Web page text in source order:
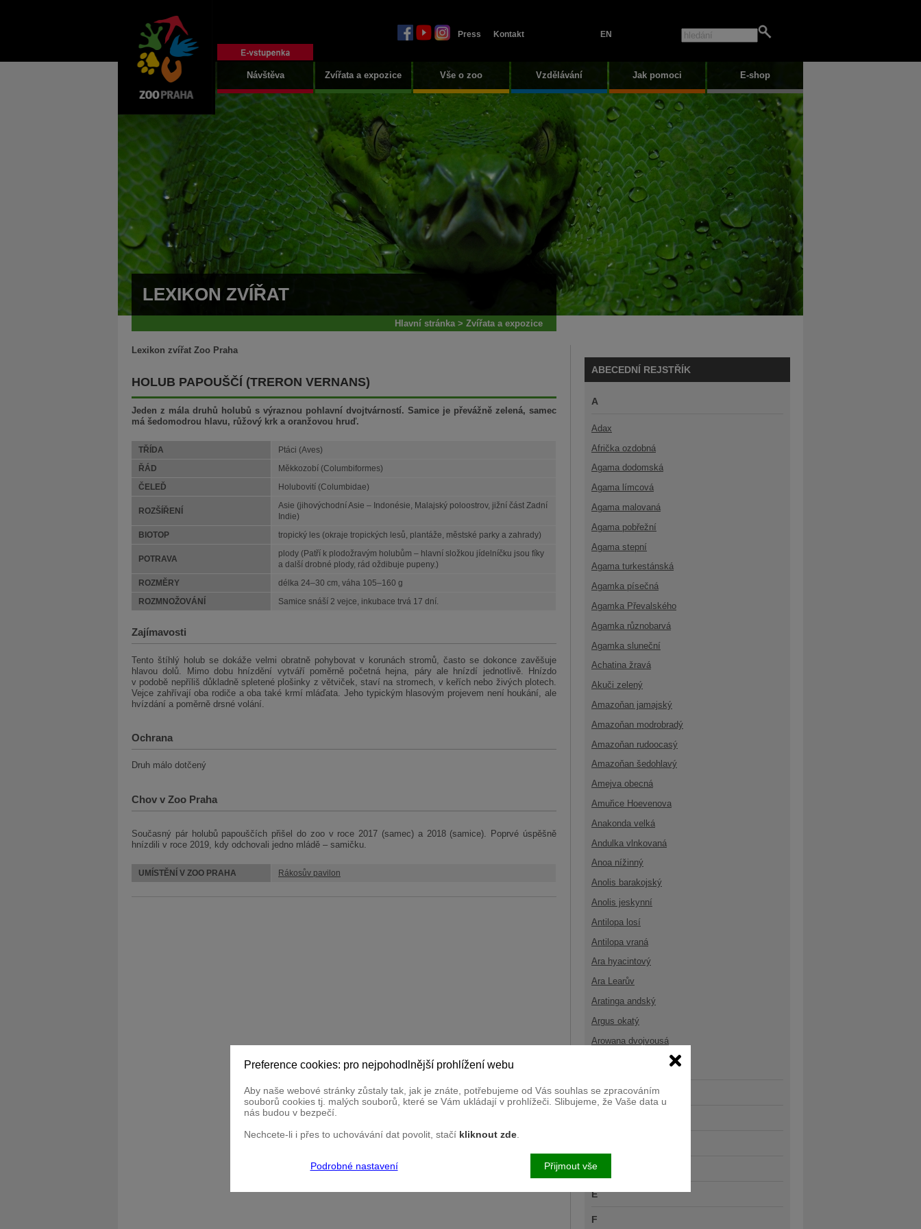
Press Kontakt EN
Návštěva Zvířata a expozice Vše o zoo Vzdělávání Jak pomoci E-shop
LEXIKON ZVÍŘAT
LEXIKON ZVÍŘAT
Hlavní stránka> Zvířata a expozice
Lexikon zvířat Zoo Praha
HOLUB PAPOUŠČÍ (TRERON VERNANS)
Jeden z mála druhů holubů s výraznou pohlavní dvojtvárností. Samice je převážně zelená, samec
má šedomodrou hlavu, růžový krk a oranžovou hruď.
TŘÍDA Ptáci (Aves)
ŘÁD Měkkozobí (Columbiformes)
ČELEĎ Holubovití (Columbidae)
ROZŠÍŘENÍ
Asie (jihovýchodní Asie – Indonésie, Malajský poloostrov, jižní část Zadní
Indie)
BIOTOP tropický les (okraje tropických lesů, plantáže, městské parky a zahrady)
POTRAVA
plody (Patří k plodožravým holubům – hlavní složkou jídelníčku jsou fíky
a další drobné plody, rád oždibuje pupeny.)
ROZMĚRY délka 24–30 cm, váha 105–160 g
ROZMNOŽOVÁNÍ Samice snáší 2 vejce, inkubace trvá 17 dní.
Zajímavosti
Tento štíhlý holub se dokáže velmi obratně pohybovat v korunách stromů, často se dokonce zavěšuje
hlavou dolů. Mimo dobu hnízdění vytváří poměrně početná hejna, páry ale hnízdí jednotlivě. Hnízdo
v podobě nepříliš důkladně spletené plošinky z větviček, staví na stromech, v keřích nebo živých plotech.
Vejce zahřívají oba rodiče a oba také krmí mláďata. Jeho typickým hlasovým projevem není houkání, ale
hvízdání a poměrně drsné volání.
Ochrana
Druh málo dotčený
Chov v Zoo Praha
Současný pár holubů papouščích přišel do zoo v roce 2017 (samec) a 2018 (samice). Poprvé úspěšně
hnízdili v roce 2019, kdy odchovali jedno mládě – samičku.
UMÍSTĚNÍ V ZOO PRAHA Rákosův pavilon
ABECEDNÍ REJSTŘÍK
A
Adax
Afrička ozdobná
Agama dodomská
Agama límcová
Agama malovaná
Agama pobřežní
Agama stepní
Agama turkestánská
Agamka písečná
Agamka Převalského
Agamka různobarvá
Agamka sluneční
Achatina žravá
Akuči zelený
Amazoňan jamajský
Amazoňan modrobradý
Amazoňan rudoocasý
Amazoňan šedohlavý
Amejva obecná
Amuřice Hoevenova
Anakonda velká
Andulka vlnkovaná
Anoa nížinný
Anolis barakojský
Anolis jeskynní
Antilopa losí
Antilopa vraná
Ara hyacintový
Ara Learův
Aratinga andský
Argus okatý
Arowana dvojvousá
C
Ď
E
F
Preference cookies: pro nejpohodlnější prohlížení webu
Aby naše webové stránky zůstaly tak, jak je znáte, potřebujeme od Vás souhlas se zpracováním
souborů cookies tj. malých souborů, které se Vám ukládají v prohlížeči. Slibujeme, že Vaše data u
nás budou v bezpečí.
Nechcete-li i přes to uchovávání dat povolit, stačí kliknout zde
Podrobné nastavení Přijmout vše